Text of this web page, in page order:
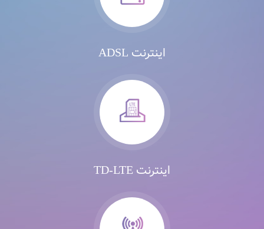
اینترنت ADSL
اینترنت TD-LTE